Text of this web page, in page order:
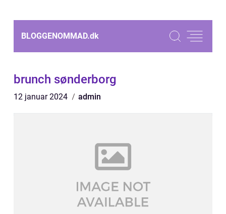
BLOGGENOMMAD.dk
brunch sønderborg
12 januar 2024 admin